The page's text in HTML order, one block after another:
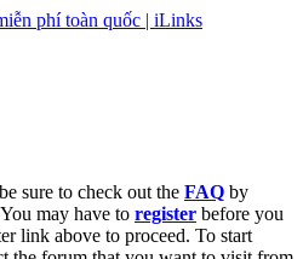
sure to check out the FAQ by
may have to register before you
link above to proceed. To start